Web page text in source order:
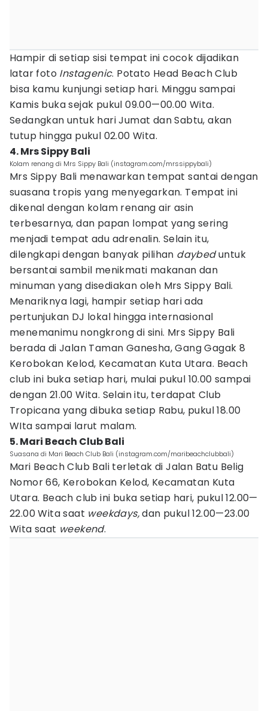
Hampir di setiap sisi tempat ini cocok dijadikan
latar foto Instagenic. Potato Head Beach Club
bisa kamu kunjungi setiap hari. Minggu sampai
Kamis buka sejak pukul 09.00—00.00 Wita.
Sedangkan untuk hari Jumat dan Sabtu, akan
tutup hingga pukul 02.00 Wita.
4. Mrs Sippy Bali
Kolam renang di Mrs Sippy Bali (instagram.com/mrssippybali)
Mrs Sippy Bali menawarkan tempat santai dengan
suasana tropis yang menyegarkan. Tempat ini
dikenal dengan kolam renang air asin
terbesarnya, dan papan lompat yang sering
menjadi tempat adu adrenalin. Selain itu,
dilengkapi dengan banyak pilihan daybeduntuk
bersantai sambil menikmati makanan dan
minuman yang disediakan oleh Mrs Sippy Bali.
Menariknya lagi, hampir setiap hari ada
pertunjukan DJ lokal hingga internasional
menemanimu nongkrong di sini. Mrs Sippy Bali
berada di Jalan Taman Ganesha, Gang Gagak 8
Kerobokan Kelod, Kecamatan Kuta Utara. Beach
club ini buka setiap hari, mulai pukul 10.00 sampai
dengan 21.00 Wita. Selain itu, terdapat Club
Tropicana yang dibuka setiap Rabu, pukul 18.00
WIta sampai larut malam.
5. Mari Beach Club Bali
Suasana di Mari Beach Club Bali (instagram.com/maribeachclubbali)
Mari Beach Club Bali terletak di Jalan Batu Belig
Nomor 66, Kerobokan Kelod, Kecamatan Kuta
Utara. Beach club ini buka setiap hari, pukul 12.00—
22.00 Wita saat weekdays,dan pukul 12.00—23.00
Wita saat weekend.